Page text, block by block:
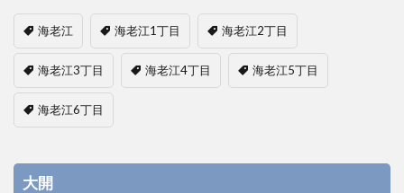
海老江 海老江1丁目 海老江2丁目
海老江3丁目 海老江4丁目 海老江5丁目
海老江6丁目
大開